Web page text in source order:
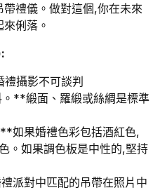
禮儀。做對這個,你在未來
俐落。
攝影不可談判
**緞面、羅緞或絲綢是標準
如果婚禮色彩包括酒紅色,
。如果調色板是中性的,堅持
派對中匹配的吊帶在照片中